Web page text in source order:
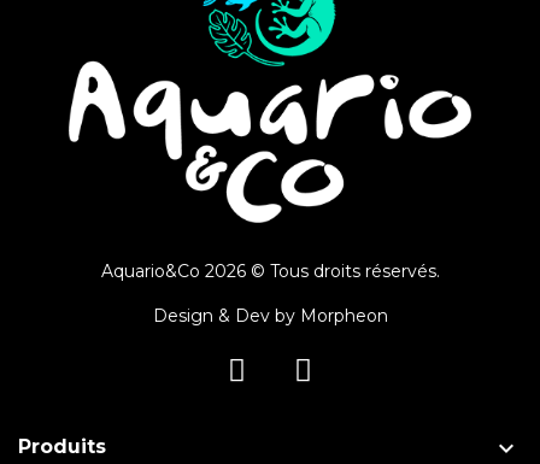
Aquario&Co 2026 © Tous droits réservés.
Design & Dev by Morpheon
Produits 